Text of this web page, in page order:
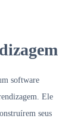
software
Ele
seus